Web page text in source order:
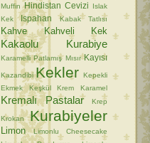
Muffin Hindistan Cevizi
Islak
Kek
Ispahan Kabak Tatlısı
Kahve Kahveli Kek
Kakaolu Kurabiye
Karamelli Patlamış Mısır Kayısı
Kazandibi Kekler Kepekli
Ekmek
Keşkül Krem Karamel
Kremalı Pastalar Krep
Krokan Kurabiyeler
Limon
Limonlu Cheesecake